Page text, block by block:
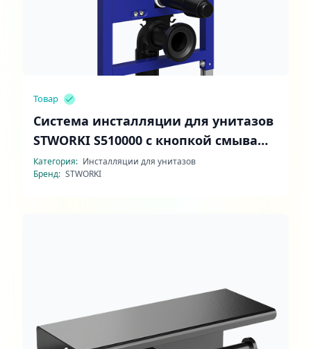
Товар
Система инсталляции для унитазов
STWORKI S510000 с кнопкой смыва
Хельсинки S33500CR хром
Категория: Инсталляции для унитазов
Бренд: STWORKI